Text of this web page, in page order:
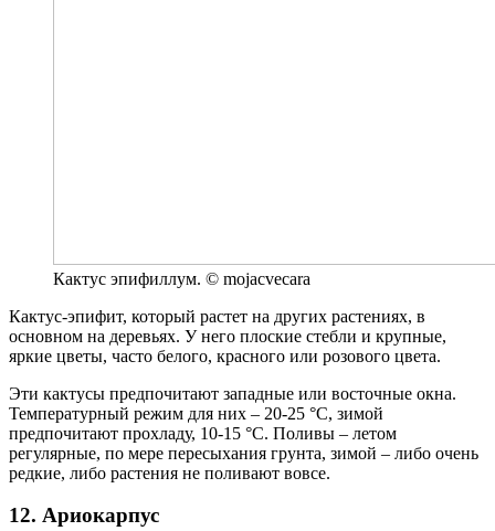
Кактус эпифиллум. © mojacvecara
Кактус-эпифит, который растет на других растениях, в
основном на деревьях. У него плоские стебли и крупные,
яркие цветы, часто белого, красного или розового цвета.
Эти кактусы предпочитают западные или восточные окна.
Температурный режим для них – 20-25 °C, зимой
предпочитают прохладу, 10-15 °C. Поливы – летом
регулярные, по мере пересыхания грунта, зимой – либо очень
редкие, либо растения не поливают вовсе.
12. Ариокарпус